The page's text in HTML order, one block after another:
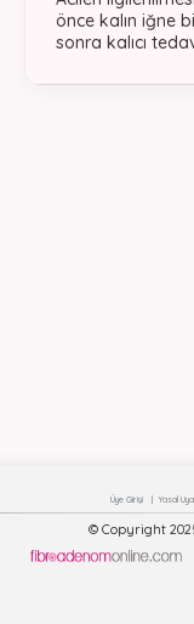
önce kalın iğne
sonra kalıcı
Üye Girişi Yasal
© Copyright